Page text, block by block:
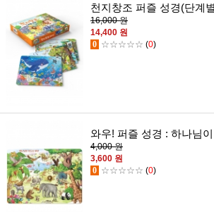
천지창조 퍼즐 성경(단계
16,000 원
14,400 원
0 ☆☆☆☆☆ (0)
와우! 퍼즐 성경 : 하나님
4,000 원
3,600 원
0 ☆☆☆☆☆ (0)